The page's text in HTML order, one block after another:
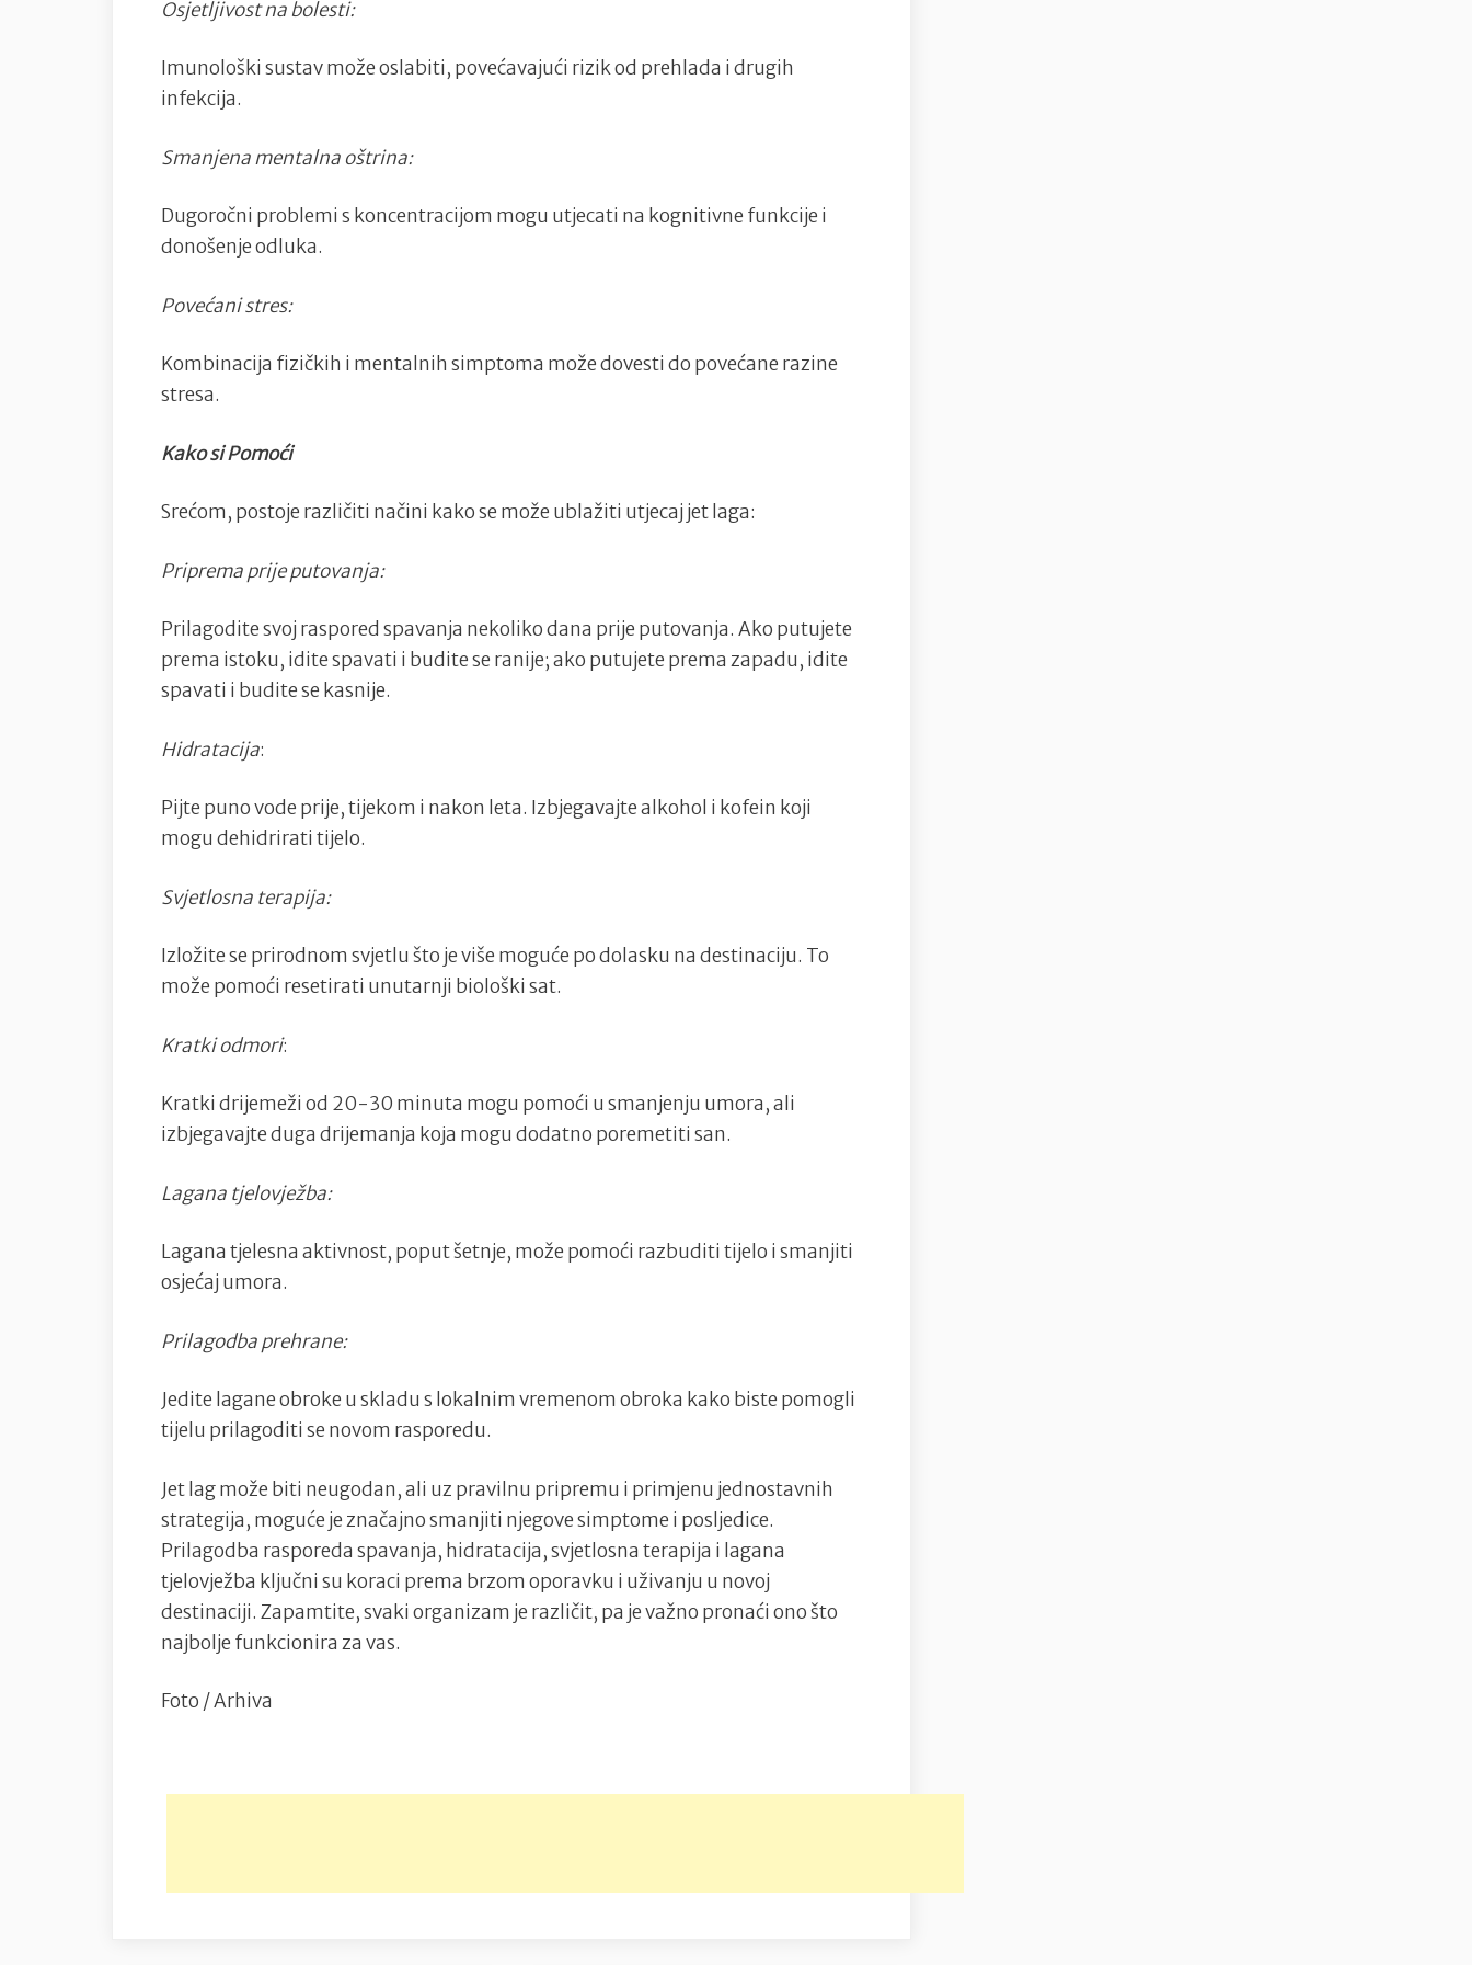
Osjetljivost na bolesti:
Imunološki sustav može oslabiti, povećavajući rizik od prehlada i drugih
infekcija.
Smanjena mentalna oštrina:
Dugoročni problemi s koncentracijom mogu utjecati na kognitivne funkcije i
donošenje odluka.
Povećani stres:
Kombinacija fizičkih i mentalnih simptoma može dovesti do povećane razine
stresa.
Kako si Pomoći
Srećom, postoje različiti načini kako se može ublažiti utjecaj jet laga:
Priprema prije putovanja:
Prilagodite svoj raspored spavanja nekoliko dana prije putovanja. Ako putujete
prema istoku, idite spavati i budite se ranije; ako putujete prema zapadu, idite
spavati i budite se kasnije.
Hidratacija:
Pijte puno vode prije, tijekom i nakon leta. Izbjegavajte alkohol i kofein koji
mogu dehidrirati tijelo.
Svjetlosna terapija:
Izložite se prirodnom svjetlu što je više moguće po dolasku na destinaciju. To
može pomoći resetirati unutarnji biološki sat.
Kratki odmori:
Kratki drijemeži od 20-30 minuta mogu pomoći u smanjenju umora, ali
izbjegavajte duga drijemanja koja mogu dodatno poremetiti san.
Lagana tjelovježba:
Lagana tjelesna aktivnost, poput šetnje, može pomoći razbuditi tijelo i smanjiti
osjećaj umora.
Prilagodba prehrane:
Jedite lagane obroke u skladu s lokalnim vremenom obroka kako biste pomogli
tijelu prilagoditi se novom rasporedu.
Jet lag može biti neugodan, ali uz pravilnu pripremu i primjenu jednostavnih
strategija, moguće je značajno smanjiti njegove simptome i posljedice.
Prilagodba rasporeda spavanja, hidratacija, svjetlosna terapija i lagana
tjelovježba ključni su koraci prema brzom oporavku i uživanju u novoj
destinaciji. Zapamtite, svaki organizam je različit, pa je važno pronaći ono što
najbolje funkcionira za vas.
Foto / Arhiva